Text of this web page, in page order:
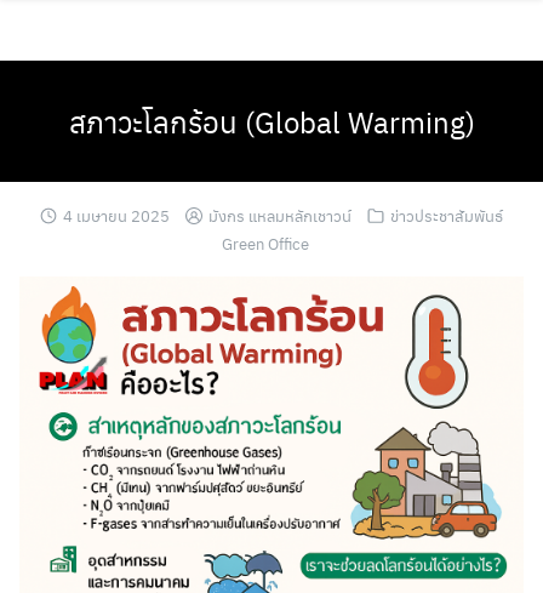
สภาวะโลกร้อน (Global Warming)
4 เมษายน 2025 มังกร แหลมหลักเชาวน์
ข่าวประชาสัมพันธ์
Green Office